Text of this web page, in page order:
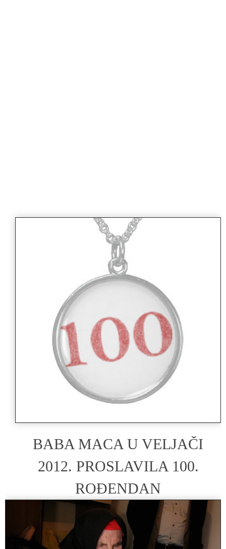
BABA MACA U VELJAČI
2012. PROSLAVILA 100.
ROĐENDAN